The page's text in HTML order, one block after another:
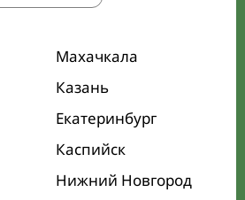
Махачкала
Казань
Екатеринбург
Каспийск
Нижний Новгород